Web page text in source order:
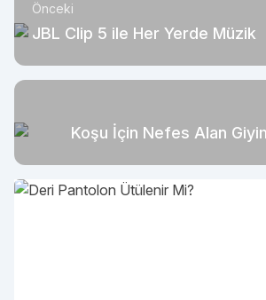
Önceki
JBL Clip 5 ile Her Yerde Müzik
Koşu İçin Nefes Alan